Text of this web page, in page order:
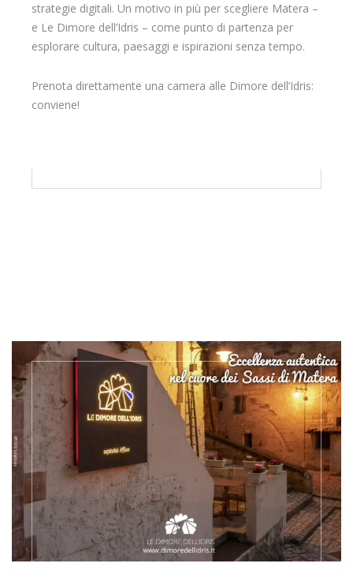
strategie digitali. Un motivo in più per scegliere Matera –
e Le Dimore dell’Idris – come punto di partenza per
esplorare cultura, paesaggi e ispirazioni senza tempo.
Prenota direttamente una camera alle Dimore dell’Idris:
conviene!